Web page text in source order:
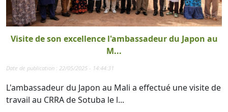
Visite de son excellence l'ambassadeur du Japon au
M...
Date de publication : 22/05/2025 - 14:44:31
L'ambassadeur du Japon au Mali a effectué une visite de
travail au CRRA de Sotuba le l...